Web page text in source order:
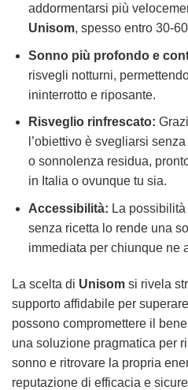
addormentarsi più
Unisom, spesso entro 30-
Sonno più profondo e
risvegli notturni,
ininterrotto e riposante.
Risveglio rinfrescato:
l’obiettivo è svegliarsi
o sonnolenza residua,
in Italia o ovunque tu sia.
Accessibilità: La
senza ricetta lo rende una
immediata per chiunque ne
La scelta di Unisom si rivela
supporto affidabile per
possono compromettere il
una soluzione pragmatica per
sonno e ritrovare la propria
reputazione di efficacia e